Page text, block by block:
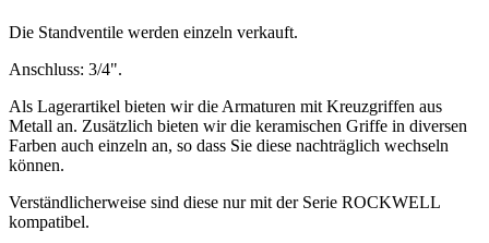
Die Standventile werden einzeln verkauft.
Anschluss: 3/4".
Als Lagerartikel bieten wir die Armaturen mit Kreuzgriffen aus
Metall an. Zusätzlich bieten wir die keramischen Griffe in diversen
Farben auch einzeln an, so dass Sie diese nachträglich wechseln
können.
Verständlicherweise sind diese nur mit der Serie ROCKWELL
kompatibel.